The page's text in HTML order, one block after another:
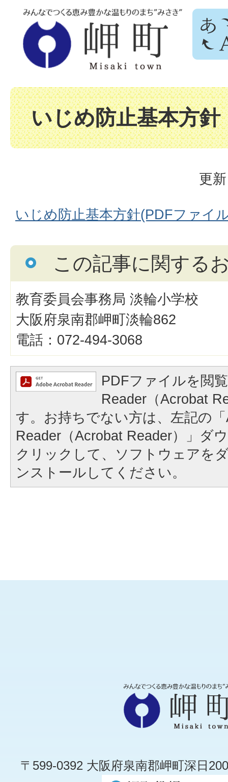
いじめ防止基本方針
更
いじめ防止基本方針(PDFファイ
この記事に関する
教育委員会事務局 淡輪小学校
大阪府泉南郡岬町淡輪862
電話：072-494-3068
PDFファイルを閲
Reader（Acrobat
す。お持ちでない方は、左記の
Reader（Acrobat Reader）」ダ
クリックして、ソフトウェアを
ンストールしてください。
〒599-0392 大阪府泉南郡岬町深日